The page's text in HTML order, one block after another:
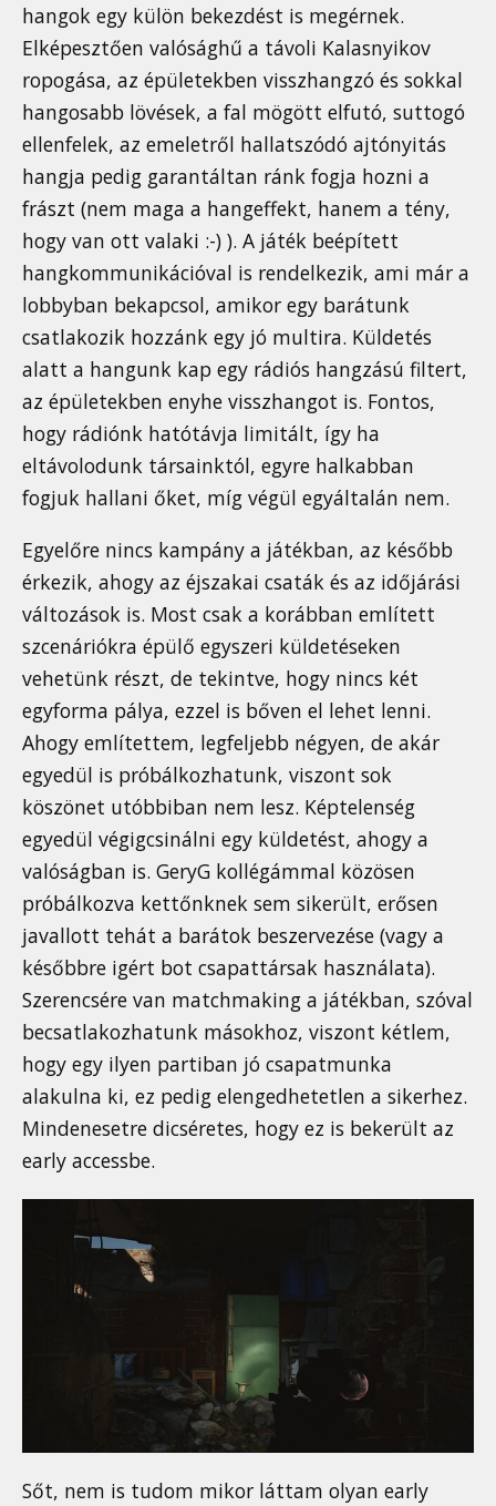
hangok egy külön bekezdést is megérnek.
Elképesztően valósághű a távoli Kalasnyikov
ropogása, az épületekben visszhangzó és sokkal
hangosabb lövések, a fal mögött elfutó, suttogó
ellenfelek, az emeletről hallatszódó ajtónyitás
hangja pedig garantáltan ránk fogja hozni a
frászt (nem maga a hangeffekt, hanem a tény,
hogy van ott valaki :-) ). A játék beépített
hangkommunikációval is rendelkezik, ami már a
lobbyban bekapcsol, amikor egy barátunk
csatlakozik hozzánk egy jó multira. Küldetés
alatt a hangunk kap egy rádiós hangzású filtert,
az épületekben enyhe visszhangot is. Fontos,
hogy rádiónk hatótávja limitált, így ha
eltávolodunk társainktól, egyre halkabban
fogjuk hallani őket, míg végül egyáltalán nem.
Egyelőre nincs kampány a játékban, az később
érkezik, ahogy az éjszakai csaták és az időjárási
változások is. Most csak a korábban említett
szcenáriókra épülő egyszeri küldetéseken
vehetünk részt, de tekintve, hogy nincs két
egyforma pálya, ezzel is bőven el lehet lenni.
Ahogy említettem, legfeljebb négyen, de akár
egyedül is próbálkozhatunk, viszont sok
köszönet utóbbiban nem lesz. Képtelenség
egyedül végigcsinálni egy küldetést, ahogy a
valóságban is. GeryG kollégámmal közösen
próbálkozva kettőnknek sem sikerült, erősen
javallott tehát a barátok beszervezése (vagy a
későbbre igért bot csapattársak használata).
Szerencsére van matchmaking a játékban, szóval
becsatlakozhatunk másokhoz, viszont kétlem,
hogy egy ilyen partiban jó csapatmunka
alakulna ki, ez pedig elengedhetetlen a sikerhez.
Mindenesetre dicséretes, hogy ez is bekerült az
early accessbe.
Sőt, nem is tudom mikor láttam olyan early